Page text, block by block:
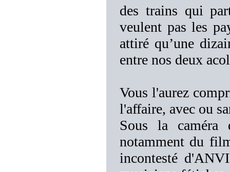
des trains qui
veulent pas les
attiré qu’une
entre nos deux
Vous l'aurez
l'affaire, avec ou
Sous la caméra
notamment du
incontesté